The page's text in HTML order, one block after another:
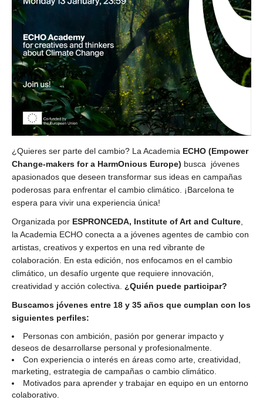
¿Quieres ser parte del cambio? La Academia ECHO (Empower
Change-makers for a HarmOnious Europe) busca jóvenes
apasionados que deseen transformar sus ideas en campañas
poderosas para enfrentar el cambio climático. ¡Barcelona te
espera para vivir una experiencia única!
Organizada por ESPRONCEDA, Institute of Art and Culture
la Academia ECHO conecta a a jóvenes agentes de cambio con
artistas, creativos y expertos en una red vibrante de
colaboración. En esta edición, nos enfocamos en el cambio
climático, un desafío urgente que requiere innovación,
creatividad y acción colectiva. ¿Quién puede participar?
Buscamos jóvenes entre 18 y 35 años que cumplan con los
siguientes perfiles:
Personas con ambición, pasión por generar impacto y
deseos de desarrollarse personal y profesionalmente.
Con experiencia o interés en áreas como arte, creatividad,
marketing, estrategia de campañas o cambio climático.
Motivados para aprender y trabajar en equipo en un entorno
colaborativo.